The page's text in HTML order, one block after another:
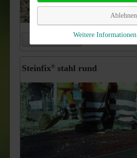
Weiterlesen ...
Steinfix® stahl rund
Ablehnen
Weitere Informationen